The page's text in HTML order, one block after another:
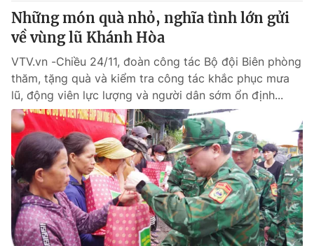
Những món quà nhỏ, nghĩa tình lớn gửi
về vùng lũ Khánh Hòa
VTV.vn -Chiều 24/11, đoàn công tác Bộ đội Biên phòng
thăm, tặng quà và kiểm tra công tác khắc phục mưa
lũ, động viên lực lượng và người dân sớm ổn định...